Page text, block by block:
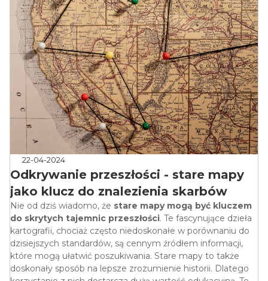
22-04-2024
Odkrywanie przeszłości - stare mapy
jako klucz do znalezienia skarbów
Nie od dziś wiadomo, że stare mapy mogą być kluczem
do skrytych tajemnic przeszłości. Te fascynujące dzieła
kartografii, chociaż często niedoskonałe w porównaniu do
dzisiejszych standardów, są cennym źródłem informacji,
które mogą ułatwić poszukiwania. Stare mapy to także
doskonały sposób na lepsze zrozumienie historii. Dlatego